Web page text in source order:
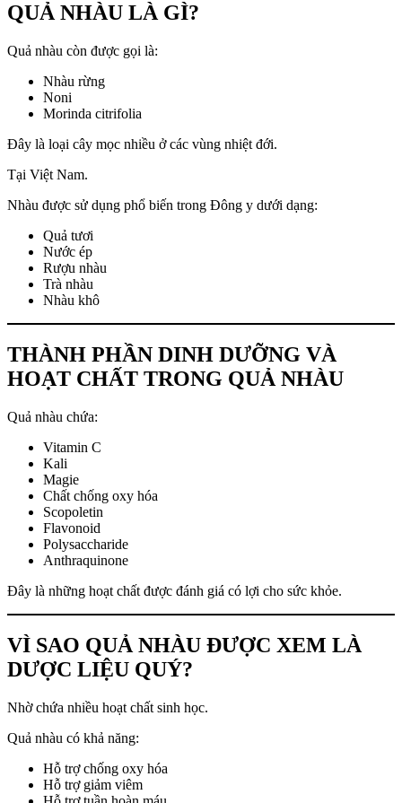
QUẢ NHÀU LÀ GÌ?
Quả nhàu còn được gọi là:
Nhàu rừng
Noni
Morinda citrifolia
Đây là loại cây mọc nhiều ở các vùng nhiệt đới.
Tại Việt Nam.
Nhàu được sử dụng phổ biến trong Đông y dưới dạng:
Quả tươi
Nước ép
Rượu nhàu
Trà nhàu
Nhàu khô
THÀNH PHẦN DINH DƯỠNG VÀ
HOẠT CHẤT TRONG QUẢ NHÀU
Quả nhàu chứa:
Vitamin C
Kali
Magie
Chất chống oxy hóa
Scopoletin
Flavonoid
Polysaccharide
Anthraquinone
Đây là những hoạt chất được đánh giá có lợi cho sức khỏe.
VÌ SAO QUẢ NHÀU ĐƯỢC XEM LÀ
DƯỢC LIỆU QUÝ?
Nhờ chứa nhiều hoạt chất sinh học.
Quả nhàu có khả năng:
Hỗ trợ chống oxy hóa
Hỗ trợ giảm viêm